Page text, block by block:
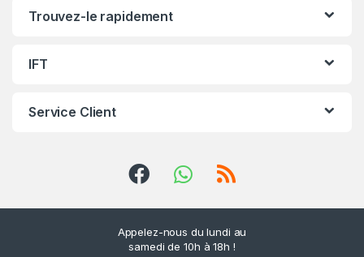
Trouvez-le rapidement
IFT
Service Client
Appelez-nous du lundi au
samedi de 10h à 18h !